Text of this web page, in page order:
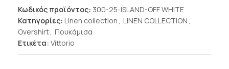
Κωδικός προϊόντος: 300-25-ISLAND-OFF WHITE
Κατηγορίες: Linen collection , LINEN COLLECTION ,
Overshirt, Πουκάμισα
Ετικέτα: Vittorio